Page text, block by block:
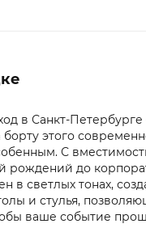
в Санкт-
этого
С
рождений до
в светлых тонах,
и стулья,
ваше событие